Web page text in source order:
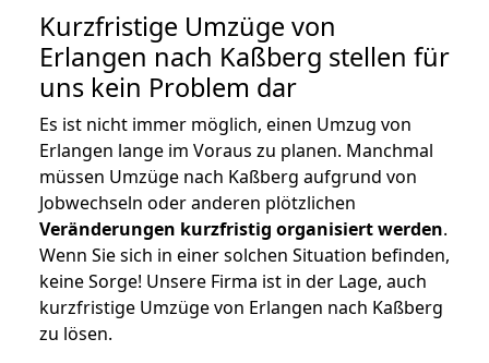
Kurzfristige Umzüge von
Erlangen nach Kaßberg stellen für
uns kein Problem dar
Es ist nicht immer möglich, einen Umzug von
Erlangen lange im Voraus zu planen. Manchmal
müssen Umzüge nach Kaßberg aufgrund von
Jobwechseln oder anderen plötzlichen
Veränderungen kurzfristig organisiert werden.
Wenn Sie sich in einer solchen Situation befinden,
keine Sorge! Unsere Firma ist in der Lage, auch
kurzfristige Umzüge von Erlangen nach Kaßberg
zu lösen.